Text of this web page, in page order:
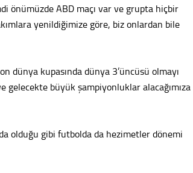
önümüzde ABD maçı var ve grupta hiçbir
yenildiğimize göre, biz onlardan bile
dünya kupasında dünya 3’üncüsü olmayı
gelecekte büyük şampiyonluklar alacağımıza
olduğu gibi futbolda da hezimetler dönemi